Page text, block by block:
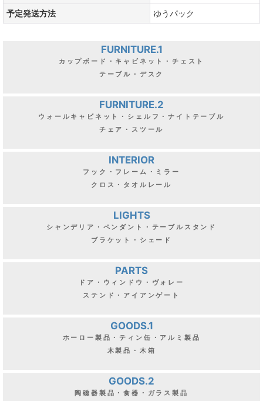
予定発送方法
ゆうパック
FURNITURE.1
カップボード・キャビネット・チェスト
テーブル・デスク
FURNITURE.2
ウォールキャビネット・シェルフ・ナイトテーブル
チェア・スツール
INTERIOR
フック・フレーム・ミラー
クロス・タオルレール
LIGHTS
シャンデリア・ペンダント・テーブルスタンド
ブラケット・シェード
PARTS
ドア・ウィンドウ・ヴォレー
ステンド・アイアンゲート
GOODS.1
ホーロー製品・ティン缶・アルミ製品
木製品・木箱
GOODS.2
陶磁器製品・食器・ガラス製品